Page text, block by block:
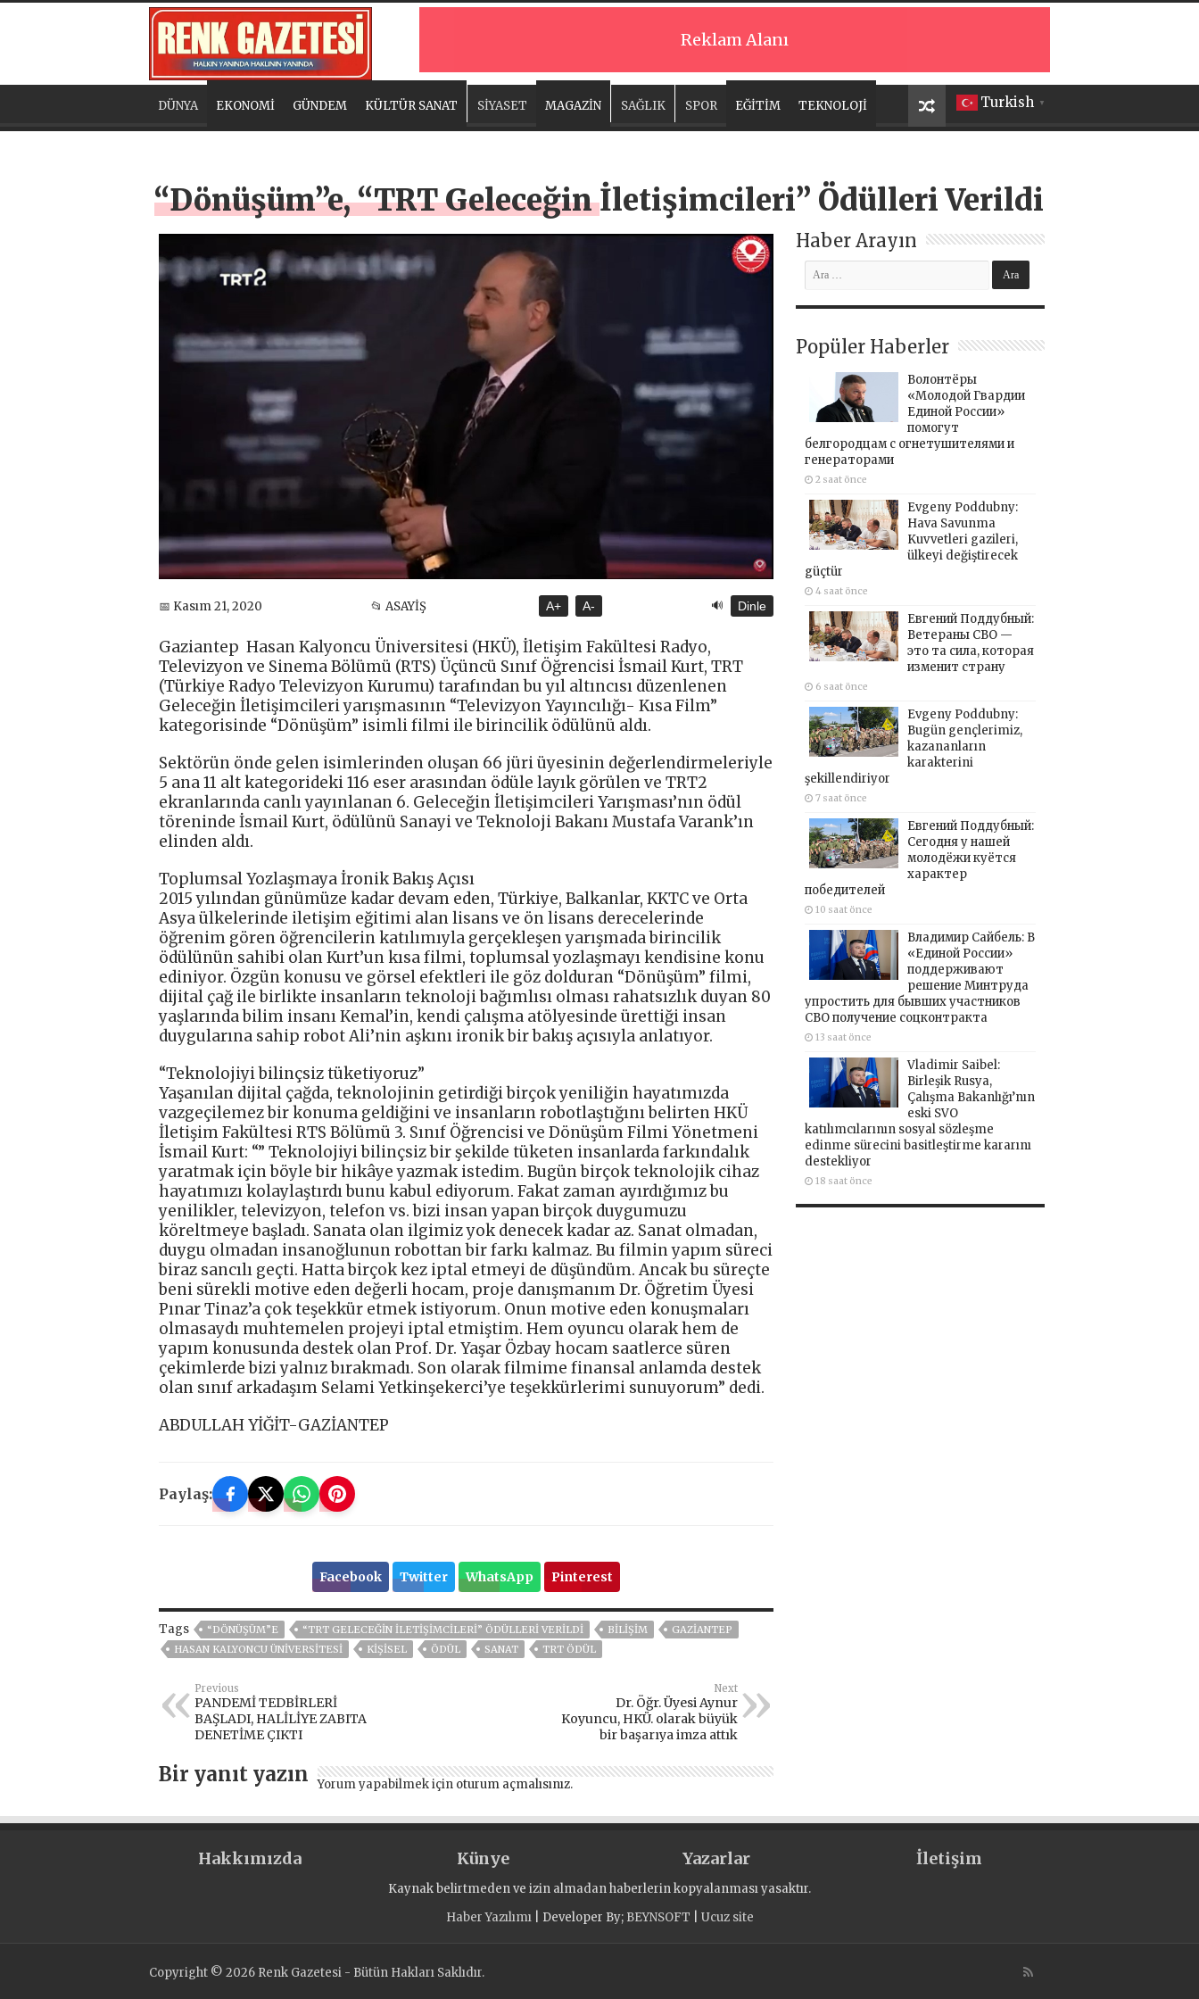
Reklam Alanı
Turkish ▼
DÜNYA EKONOMİ GÜNDEM KÜLTÜR SANAT SİYASET MAGAZİN SAĞLIK SPOR EĞİTİM TEKNOLOJİ
“Dönüşüm”e, “TRT Geleceğin İletişimcileri” Ödülleri Verildi
📅 Kasım 21, 2020 📂 ASAYİŞ A+ A- 🔊 Dinle
Gaziantep Hasan Kalyoncu Üniversitesi (HKÜ), İletişim Fakültesi Radyo,
Televizyon ve Sinema Bölümü (RTS) Üçüncü Sınıf Öğrencisi İsmail Kurt, TRT
(Türkiye Radyo Televizyon Kurumu) tarafından bu yıl altıncısı düzenlenen
Geleceğin İletişimcileri yarışmasının “Televizyon Yayıncılığı- Kısa Film”
kategorisinde “Dönüşüm” isimli filmi ile birincilik ödülünü aldı.
Sektörün önde gelen isimlerinden oluşan 66 jüri üyesinin değerlendirmeleriyle
5 ana 11 alt kategorideki 116 eser arasından ödüle layık görülen ve TRT2
ekranlarında canlı yayınlanan 6. Geleceğin İletişimcileri Yarışması’nın ödül
töreninde İsmail Kurt, ödülünü Sanayi ve Teknoloji Bakanı Mustafa Varank’ın
elinden aldı.
Toplumsal Yozlaşmaya İronik Bakış Açısı
2015 yılından günümüze kadar devam eden, Türkiye, Balkanlar, KKTC ve Orta
Asya ülkelerinde iletişim eğitimi alan lisans ve ön lisans derecelerinde
öğrenim gören öğrencilerin katılımıyla gerçekleşen yarışmada birincilik
ödülünün sahibi olan Kurt’un kısa filmi, toplumsal yozlaşmayı kendisine konu
ediniyor. Özgün konusu ve görsel efektleri ile göz dolduran “Dönüşüm” filmi,
dijital çağ ile birlikte insanların teknoloji bağımlısı olması rahatsızlık duyan 80
yaşlarında bilim insanı Kemal’in, kendi çalışma atölyesinde ürettiği insan
duygularına sahip robot Ali’nin aşkını ironik bir bakış açısıyla anlatıyor.
“Teknolojiyi bilinçsiz tüketiyoruz”
Yaşanılan dijital çağda, teknolojinin getirdiği birçok yeniliğin hayatımızda
vazgeçilemez bir konuma geldiğini ve insanların robotlaştığını belirten HKÜ
İletişim Fakültesi RTS Bölümü 3. Sınıf Öğrencisi ve Dönüşüm Filmi Yönetmeni
İsmail Kurt: “” Teknolojiyi bilinçsiz bir şekilde tüketen insanlarda farkındalık
yaratmak için böyle bir hikâye yazmak istedim. Bugün birçok teknolojik cihaz
hayatımızı kolaylaştırdı bunu kabul ediyorum. Fakat zaman ayırdığımız bu
yenilikler, televizyon, telefon vs. bizi insan yapan birçok duygumuzu
köreltmeye başladı. Sanata olan ilgimiz yok denecek kadar az. Sanat olmadan,
duygu olmadan insanoğlunun robottan bir farkı kalmaz. Bu filmin yapım süreci
biraz sancılı geçti. Hatta birçok kez iptal etmeyi de düşündüm. Ancak bu süreçte
beni sürekli motive eden değerli hocam, proje danışmanım Dr. Öğretim Üyesi
Pınar Tinaz’a çok teşekkür etmek istiyorum. Onun motive eden konuşmaları
olmasaydı muhtemelen projeyi iptal etmiştim. Hem oyuncu olarak hem de
yapım konusunda destek olan Prof. Dr. Yaşar Özbay hocam saatlerce süren
çekimlerde bizi yalnız bırakmadı. Son olarak filmime finansal anlamda destek
olan sınıf arkadaşım Selami Yetkinşekerci’ye teşekkürlerimi sunuyorum” dedi.
ABDULLAH YİĞİT-GAZİANTEP
Paylaş:
Facebook Twitter WhatsApp Pinterest
Tags “DÖNÜŞÜM”E “TRT GELECEĞIN İLETIŞIMCILERI” ÖDÜLLERI VERILDI BİLİŞİM
GAZIANTEP
HASAN KALYONCU ÜNİVERSİTESİ
KIŞISEL ÖDÜL SANAT TRT ÖDÜL
Previous
PANDEMİ TEDBİRLERİ
BAŞLADI, HALİLİYE ZABITA
DENETİME ÇIKTI
Next
Dr. Öğr. Üyesi Aynur
Koyuncu, HKÜ. olarak büyük
bir başarıya imza attık
Bir yanıt yazın Yorum yapabilmek için oturum açmalısınız.
Haber Arayın
Popüler Haberler
Волонтёры
«Молодой Гвардии
Единой России»
помогут
белгородцам с огнетушителями и
генераторами
2 saat önce
Evgeny Poddubny:
Hava Savunma
Kuvvetleri gazileri,
ülkeyi değiştirecek
güçtür
4 saat önce
Евгений Поддубный:
Ветераны СВО —
это та сила, которая
изменит страну
6 saat önce
Evgeny Poddubny:
Bugün gençlerimiz,
kazananların
karakterini
şekillendiriyor
7 saat önce
Евгений Поддубный:
Сегодня у нашей
молодёжи куётся
характер
победителей
10 saat önce
Владимир Сайбель: В
«Единой России»
поддерживают
решение Минтруда
упростить для бывших участников
СВО получение соцконтракта
13 saat önce
Vladimir Saibel:
Birleşik Rusya,
Çalışma Bakanlığı’nın
eski SVO
katılımcılarının sosyal sözleşme
edinme sürecini basitleştirme kararını
destekliyor
18 saat önce
Hakkımızda Künye Yazarlar İletişim
Kaynak belirtmeden ve izin almadan haberlerin kopyalanması yasaktır.
Haber Yazılımı| Developer By; BEYNSOFT Ucuz site
Copyright © 2026 Renk Gazetesi - Bütün Hakları Saklıdır.